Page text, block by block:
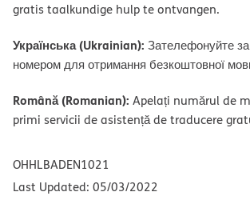
gratis taalkundige hulp te ontvangen.
Українська (Ukrainian): Зателефонуйте
номером для отримання безкоштовної
Română (Romanian): Apelați numărul de
primi servicii de asistență de traducere
OHHLBADEN1021
Last Updated: 05/03/2022